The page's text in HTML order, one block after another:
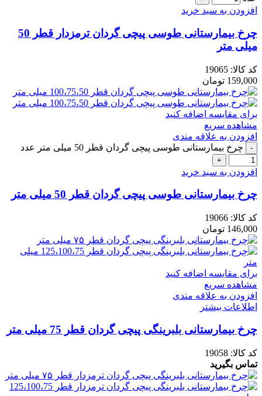
افزودن به سبد خرید
چرخ بیمارستانی طوسی پیچی گردان ترمزدار قطر 50
میلی متر
کد کالا: 19065
159,000 تومان
برای مقایسه اضافه کنید
مشاهده سریع
افزودن به علاقه مندی
چرخ بیمارستانی طوسی پیچی گردان قطر 50 میلی متر عدد
افزودن به سبد خرید
چرخ بیمارستانی طوسی پیچی گردان قطر 50 میلی متر
کد کالا: 19066
146,000 تومان
برای مقایسه اضافه کنید
مشاهده سریع
افزودن به علاقه مندی
اطلاعات بیشتر
چرخ بیمارستانی بلبرینگی پیچی گردان قطر 75 میلی متر
کد کالا: 19058
تماس بگیرید